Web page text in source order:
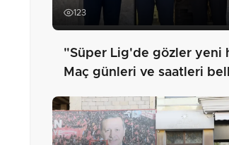
123
"Süper Lig'de gözler yeni
Maç günleri ve saatleri